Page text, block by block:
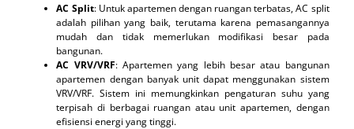
AC Split: Untuk apartemen dengan ruangan terbatas, AC split
adalah pilihan yang baik, terutama karena pemasangannya
mudah dan tidak memerlukan modifikasi besar pada
bangunan.
AC VRV/VRF: Apartemen yang lebih besar atau bangunan
apartemen dengan banyak unit dapat menggunakan sistem
VRV/VRF. Sistem ini memungkinkan pengaturan suhu yang
terpisah di berbagai ruangan atau unit apartemen, dengan
efisiensi energi yang tinggi.